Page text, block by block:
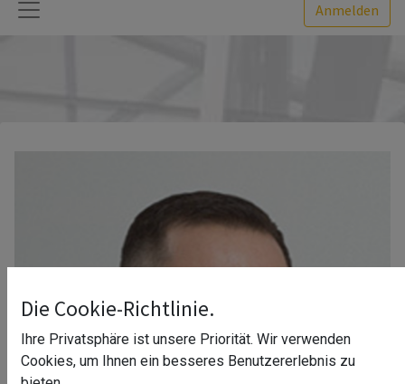
Anmelden
Die Cookie-Richtlinie.
Ihre Privatsphäre ist unsere Priorität. Wir verwenden
Cookies, um Ihnen ein besseres Benutzererlebnis zu